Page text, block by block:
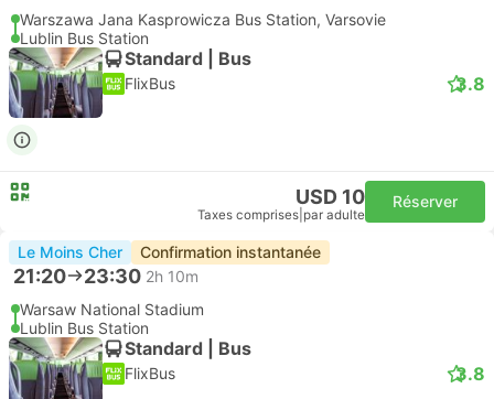
Warszawa Jana Kasprowicza Bus Station, Varsovie
Lublin Bus Station
Standard | Bus
FlixBus 3.8
USD 10
Taxes comprises par adulte
Réserver
Le Moins Cher Confirmation instantanée
21:20 23:30 2h 10m
Warsaw National Stadium
Lublin Bus Station
Standard | Bus
FlixBus 3.8